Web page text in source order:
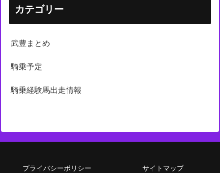
カテゴリー
武豊まとめ
騎乗予定
騎乗経験馬出走情報
プライバシーポリシー サイトマップ